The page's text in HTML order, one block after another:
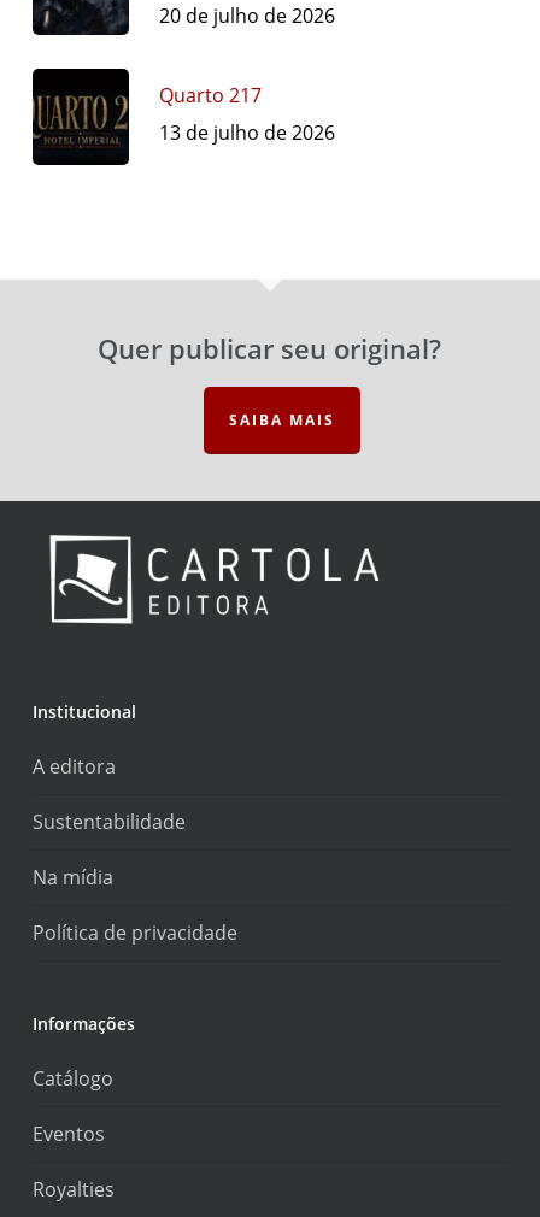
20 de julho de 2026
Quarto 217
13 de julho de 2026
Quer publicar seu original?
SAIBA MAIS
Institucional
A editora
Sustentabilidade
Na mídia
Política de privacidade
Informações
Catálogo
Eventos
Royalties